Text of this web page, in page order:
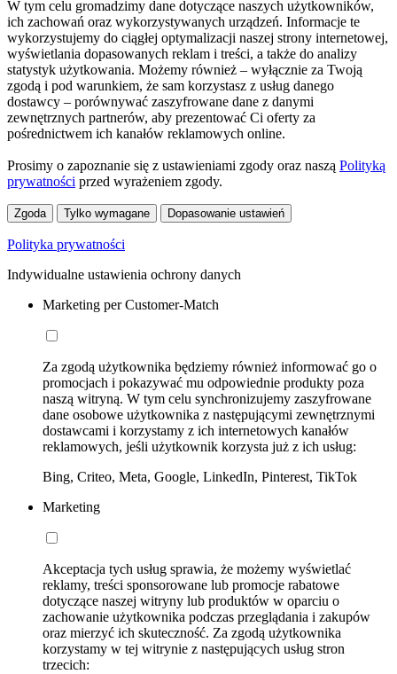
W tym celu gromadzimy dane dotyczące naszych użytkowników,
ich zachowań oraz wykorzystywanych urządzeń. Informacje te
wykorzystujemy do ciągłej optymalizacji naszej strony internetowej,
wyświetlania dopasowanych reklam i treści, a także do analizy
statystyk użytkowania. Możemy również – wyłącznie za Twoją
zgodą i pod warunkiem, że sam korzystasz z usług danego
dostawcy – porównywać zaszyfrowane dane z danymi
zewnętrznych partnerów, aby prezentować Ci oferty za
pośrednictwem ich kanałów reklamowych online.
Prosimy o zapoznanie się z ustawieniami zgody oraz naszą Polityką
prywatności przed wyrażeniem zgody.
Zgoda Tylko wymagane Dopasowanie ustawień
Polityka prywatności
Indywidualne ustawienia ochrony danych
Marketing per Customer-Match
Za zgodą użytkownika będziemy również informować go o
promocjach i pokazywać mu odpowiednie produkty poza
naszą witryną. W tym celu synchronizujemy zaszyfrowane
dane osobowe użytkownika z następującymi zewnętrznymi
dostawcami i korzystamy z ich internetowych kanałów
reklamowych, jeśli użytkownik korzysta już z ich usług:
Bing, Criteo, Meta, Google, LinkedIn, Pinterest, TikTok
Marketing
Akceptacja tych usług sprawia, że możemy wyświetlać
reklamy, treści sponsorowane lub promocje rabatowe
dotyczące naszej witryny lub produktów w oparciu o
zachowanie użytkownika podczas przeglądania i zakupów
oraz mierzyć ich skuteczność. Za zgodą użytkownika
korzystamy w tej witrynie z następujących usług stron
trzecich: